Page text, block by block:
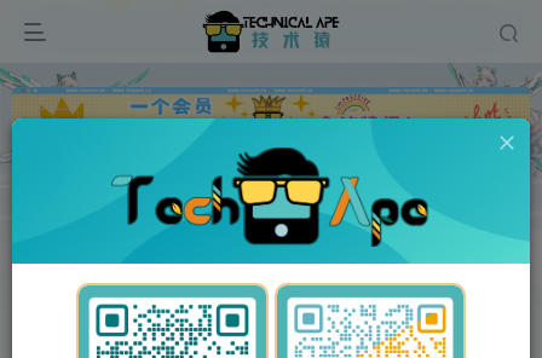
广告
维修资料 惠普/HP 正文
惠普Color Laserjet Pro M153 M154 M178 M181 M253 M254 M278 M281中英文维修手册+故障排除手册
此内容为付费资源，请付费后查看
Y币5 Y币10